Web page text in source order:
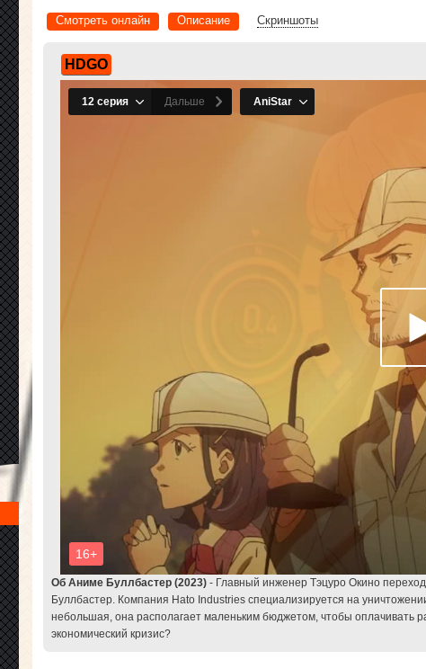
Смотреть онлайн Описание Скриншоты
HDGO
Об Аниме Буллбастер (2023) - Главный инженер Тэцуро Окино
Буллбастер. Компания Hato Industries специализируется на
небольшая, она располагает маленьким бюджетом, чтобы оплачивать
экономический кризис?